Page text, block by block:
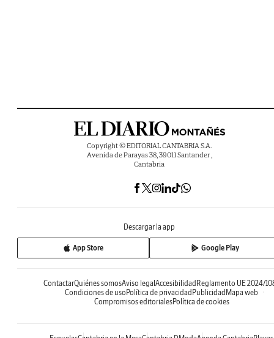
Copyright © EDITORIAL CANTABRIA S.A.
Avenida de Parayas 38, 39011 Santander ,
Cantabria
Descargar la app
App Store Google Play
ContactarQuiénes somosAviso legalAccesibilidadReglamento UE 2024/
Condiciones de usoPolítica de privacidadPublicidadMapa web
Compromisos editorialesPolítica de cookies